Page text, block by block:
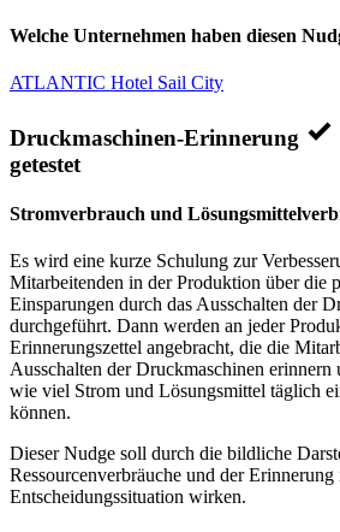
Welche Unternehmen haben diesen
ATLANTIC Hotel Sail City
Druckmaschinen-Erinnerung
getestet
Stromverbrauch und
Es wird eine kurze Schulung zur
Mitarbeitenden in der Produktion über die
Einsparungen durch das Ausschalten der
durchgeführt. Dann werden an jeder
Erinnerungszettel angebracht, die die
Ausschalten der Druckmaschinen
wie viel Strom und Lösungsmittel täglich
können.
Dieser Nudge soll durch die bildliche
Ressourcenverbräuche und der Erinnerung
Entscheidungssituation wirken.